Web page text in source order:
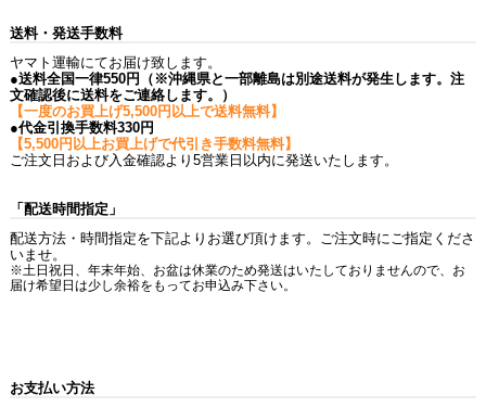
送料・発送手数料
ヤマト運輸にてお届け致します。
●送料全国一律550円（※沖縄県と一部離島は別途送料が発生します。注
文確認後に送料をご連絡します。）
【一度のお買上げ5,500円以上で送料無料】
●代金引換手数料330円
【5,500円以上お買上げで代引き手数料無料】
ご注文日および入金確認より5営業日以内に発送いたします。
「配送時間指定」
配送方法・時間指定を下記よりお選び頂けます。ご注文時にご指定くださ
いませ。
※土日祝日、年末年始、お盆は休業のため発送はいたしておりませんので、お
届け希望日は少し余裕をもってお申込み下さい。
お支払い方法